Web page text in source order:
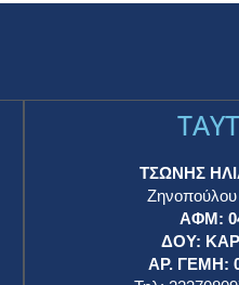
ΤΣΩΝΗΣ
ΑΦΜ:
ΔΟΥ:
ΑΡ. ΓΕΜΗ: